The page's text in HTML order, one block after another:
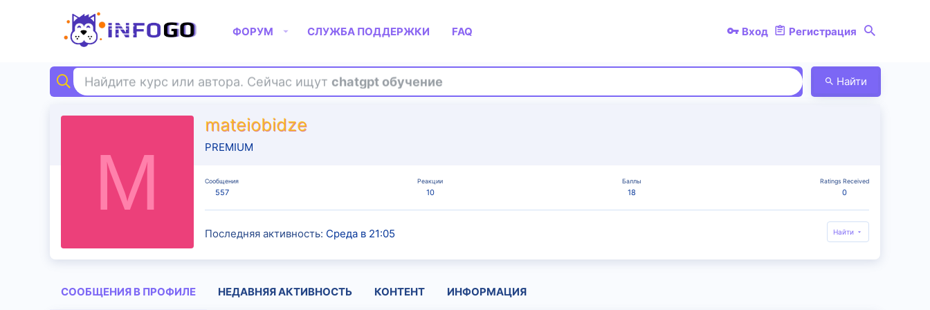
ФОРУМ СЛУЖБА ПОДДЕРЖКИ FAQ Вход Регистрация
Найдите курс или автора. Сейчас ищут chatgpt обучение Найти
M
mateiobidze
PREMIUM
Сообщения
557
Реакции
10
Баллы
18
Ratings Received
0
Последняя активность Среда в 21:05 Найти
СООБЩЕНИЯ В ПРОФИЛЕ НЕДАВНЯЯ АКТИВНОСТЬ КОНТЕНТ ИНФОРМАЦИЯ